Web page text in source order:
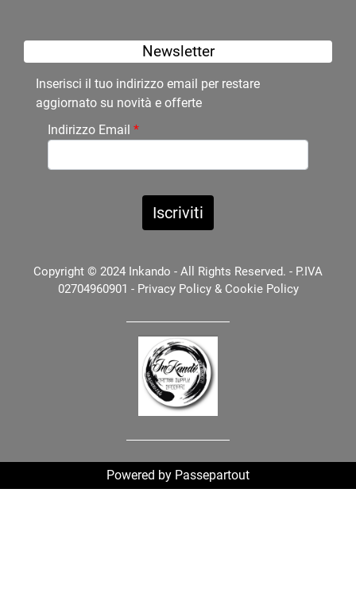
Newsletter
Inserisci il tuo indirizzo email per restare
aggiornato su novità e offerte
Indirizzo Email *
Copyright © 2024 Inkando - All Rights Reserved. - P.IVA
02704960901 - Privacy Policy& Cookie Policy
Powered by Passepartout